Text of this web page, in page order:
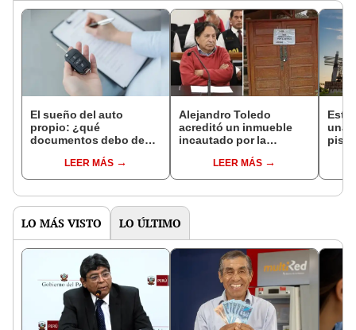
El sueño del auto
propio: ¿qué
documentos debo de
comprar un carro de
segunda mano?
LEER MÁS
Alejandro Toledo
acreditó un inmueble
incautado por la
domicilio en Perú
LEER MÁS
Esto
una
LO MÁS VISTO LO ÚLTIMO